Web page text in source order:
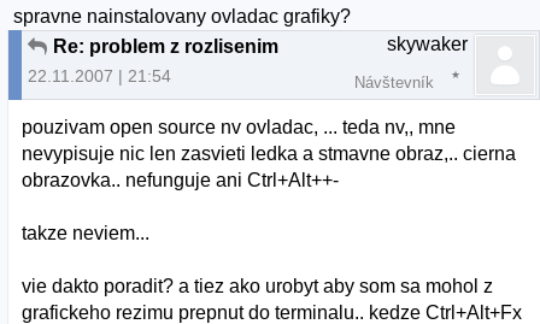
spravne nainstalovany ovladac grafiky?
Re: problem z rozlisenim
22.11.2007 | 21:54
skywaker
Návštevník
pouzivam open source nv ovladac, ... teda nv,, mne
nevypisuje nic len zasvieti ledka a stmavne obraz,.. cierna
obrazovka.. nefunguje ani Ctrl+Alt++-
takze neviem...
vie dakto poradit? a tiez ako urobyt aby som sa mohol z
grafickeho rezimu prepnut do terminalu.. kedze Ctrl+Alt+Fx